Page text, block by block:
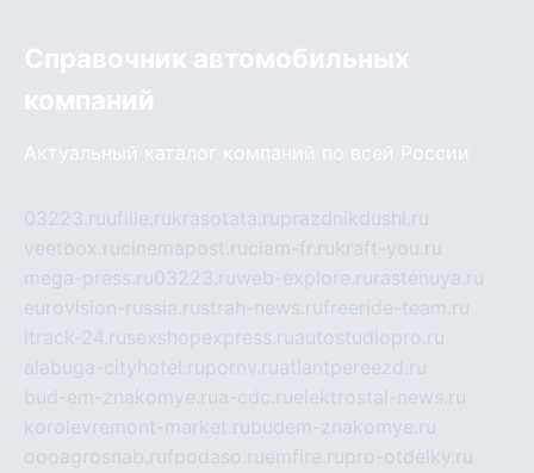
Справочник автомобильных
компаний
Актуальный каталог компаний по всей России
03223.ruufille.rukrasotata.ruprazdnikdushi.ru
veetbox.rucinemapost.ruciam-fr.rukraft-you.ru
mega-press.ru03223.ruweb-explore.ru rastenuya.ru
eurovision-russia.rustrah-news.rufreeride-team.ru
itrack-24.rusexshopexpress.ruautostudiopro.ru
alabuga-cityhotel.rupornv.ruatlantpereezd.ru
bud-em-znakomye.rua-cdc.ruelektrostal-news.ru
korolevremont-market.rubudem-znakomye.ru
oooagrosnab.rufpodaso.ruemfire.rupro-otdelky.ru